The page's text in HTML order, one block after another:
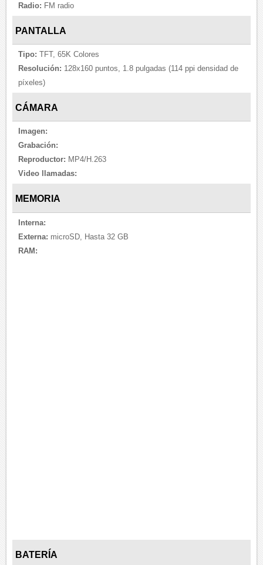
Radio: FM radio
PANTALLA
Tipo: TFT, 65K Colores
Resolución: 128x160 puntos, 1.8 pulgadas (114 ppi densidad de
píxeles)
CÁMARA
Imagen:
Grabación:
Reproductor: MP4/H.263
Video llamadas:
MEMORIA
Interna:
Externa: microSD, Hasta 32 GB
RAM:
BATERÍA